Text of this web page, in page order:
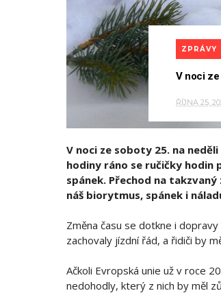
ZPRÁVY
V noci ze
ŘÍJNA 25,
V noci ze soboty 25. na
hodiny ráno se ručičky hodin
spánek. Přechod na
náš biorytmus, spánek i
Změna času se dotkne i
zachovaly jízdní řád, a řidiči by
Ačkoli Evropská unie už v roce
nedohodly, který z nich by měl